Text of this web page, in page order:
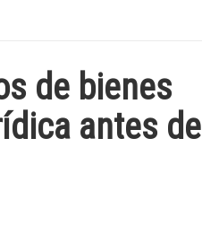
de bienes
antes de